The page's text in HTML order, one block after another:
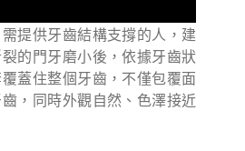
提供牙齒結構支撐的人，建
的門牙磨小後，依據牙齒狀
蓋住整個牙齒，不僅包覆面
，同時外觀自然、色澤接近